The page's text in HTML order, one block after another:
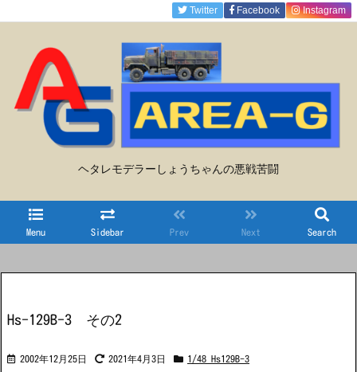
ヘタレモデラーしょうちゃんの悪戦苦闘
Menu Sidebar Prev Next Search
Twitter Facebook Instagram
Hs-129B-3 その2
2002年12月25日 2021年4月3日 1/48 Hs129B-3